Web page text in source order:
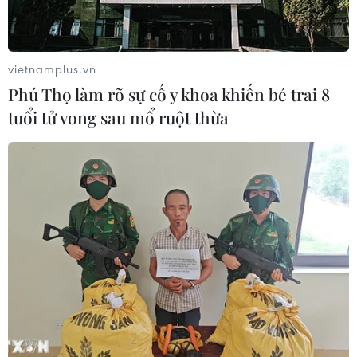
08/08/2026 04:29
Dắt chó đi dạo không đúng quy
định, bị phạt đến 2 triệu đồng?
08/08/2026 04:16
CHUYỆN TUẦN QUA: Cảnh
báo nạn "giang hồ mạng” kéo những
hệ lụy ảo tràn ra đời thực
08/08/2026 04:00
Quảng Trị triệt phá đường dây vận
chuyển hơn 210kg vật liệu nổ
08/08/2026 01:59
vietnamplus.vn
Phú Thọ làm rõ sự cố y khoa khiến bé trai 8
tuổi tử vong sau mổ ruột thừa